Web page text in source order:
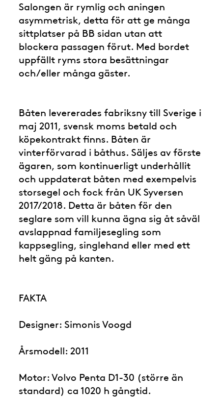
Salongen är rymlig och aningen
asymmetrisk, detta för att ge många
sittplatser på BB sidan utan att
blockera passagen förut. Med bordet
uppfällt ryms stora besättningar
och/eller många gäster.
Båten levererades fabriksny till Sverige i
maj 2011, svensk moms betald och
köpekontrakt finns. Båten är
vinterförvarad i båthus. Säljes av förste
ägaren, som kontinuerligt underhållit
och uppdaterat båten med exempelvis
storsegel och fock från UK Syversen
2017/2018. Detta är båten för den
seglare som vill kunna ägna sig åt såväl
avslappnad familjesegling som
kappsegling, singlehand eller med ett
helt gäng på kanten.
FAKTA
Designer: Simonis Voogd
Årsmodell: 2011
Motor: Volvo Penta D1-30 (större än
standard) ca 1020 h gångtid.